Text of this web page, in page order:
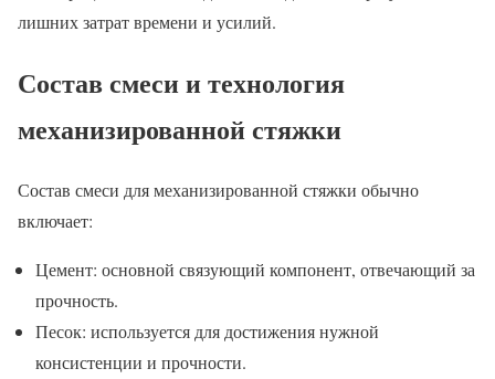
лишних затрат времени и усилий.
Состав смеси и технология
механизированной стяжки
Состав смеси для механизированной стяжки обычно
включает:
Цемент: основной связующий компонент, отвечающий за
прочность.
Песок: используется для достижения нужной
консистенции и прочности.